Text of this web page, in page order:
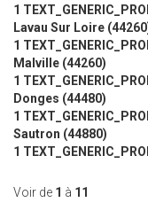
1
Lavau Sur Loire
1
Malville (44260)
1
Donges (44480)
1
Sautron (44880)
1
Voir de 1 à 11